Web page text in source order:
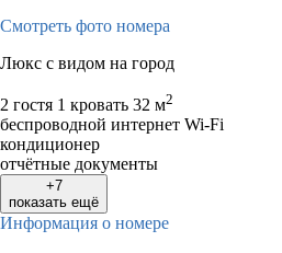
Смотреть фото номера
Люкс с видом на город
2 гостя 1 кровать 32 м2
беспроводной интернет Wi-Fi
кондиционер
отчётные документы
+7
показать ещё
Информация о номере